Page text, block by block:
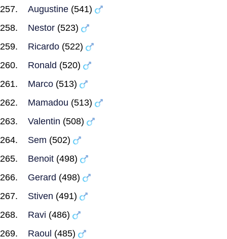
Augustine (541)
Nestor (523)
Ricardo (522)
Ronald (520)
Marco (513)
Mamadou (513)
Valentin (508)
Sem (502)
Benoit (498)
Gerard (498)
Stiven (491)
Ravi (486)
Raoul (485)